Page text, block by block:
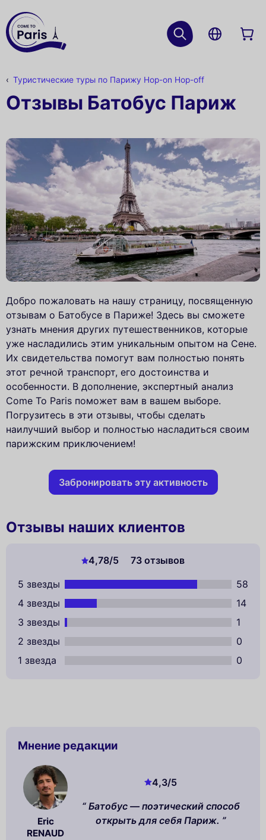
Туристические туры по Парижу Hop-on Hop-off
Отзывы Батобус Париж
Добро пожаловать на нашу страницу, посвященную
отзывам о Батобусе в Париже! Здесь вы сможете
узнать мнения других путешественников, которые
уже насладились этим уникальным опытом на Сене.
Их свидетельства помогут вам полностью понять
этот речной транспорт, его достоинства и
особенности. В дополнение, экспертный анализ
Come To Paris поможет вам в вашем выборе.
Погрузитесь в эти отзывы, чтобы сделать
наилучший выбор и полностью насладиться своим
парижским приключением!
Забронировать эту активность
Отзывы наших клиентов
4,78/5
73 отзывов
5 звезды
58
4 звезды
14
3 звезды
1
2 звезды
0
1 звезда
0
Мнение редакции
Eric
RENAUD
4,3/5
Батобус — поэтический способ
открыть для себя Париж.